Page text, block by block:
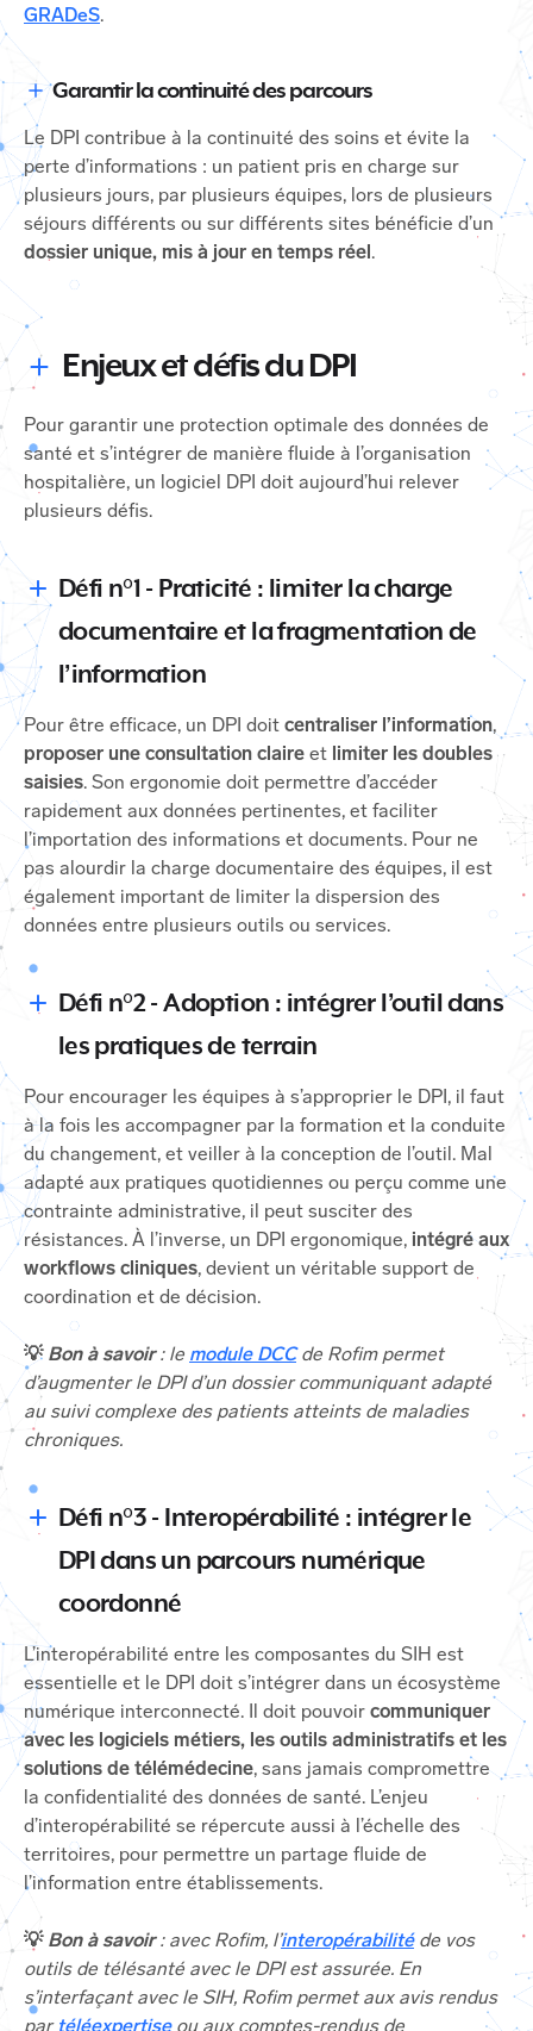
GRADeS.
Garantir la continuité des parcours
Le DPI contribue à la continuité des soins et évite la
perte d’informations : un patient pris en charge sur
plusieurs jours, par plusieurs équipes, lors de plusieurs
séjours différents ou sur différents sites bénéficie d’un
dossier unique, mis à jour en temps réel .
Enjeux et défis du DPI
Pour garantir une protection optimale des données de
santé et s’intégrer de manière fluide à l’organisation
hospitalière, un logiciel DPI doit aujourd’hui relever
plusieurs défis.
Défi n°1 - Praticité : limiter la charge
documentaire et la fragmentation de
l’information
Pour être efficace, un DPI doit centraliser l’information,
proposer une consultation claire et limiter les doubles
saisies. Son ergonomie doit permettre d’accéder
rapidement aux données pertinentes, et faciliter
l’importation des informations et documents. Pour ne
pas alourdir la charge documentaire des équipes, il est
également important de limiter la dispersion des
données entre plusieurs outils ou services.
Défi n°2 - Adoption : intégrer l’outil dans
les pratiques de terrain
Pour encourager les équipes à s’approprier le DPI, il faut
à la fois les accompagner par la formation et la conduite
du changement, et veiller à la conception de l’outil. Mal
adapté aux pratiques quotidiennes ou perçu comme une
contrainte administrative, il peut susciter des
résistances. À l’inverse, un DPI ergonomique, intégré aux
workflows cliniques, devient un véritable support de
coordination et de décision.
💡Bon à savoir: le module DCCde Rofim permet
d’augmenter le DPI d’un dossier communiquant adapté
au suivi complexe des patients atteints de maladies
chroniques.
Défi n°3 - Interopérabilité : intégrer le
DPI dans un parcours numérique
coordonné
L’interopérabilité entre les composantes du SIH est
essentielle et le DPI doit s’intégrer dans un écosystème
numérique interconnecté. Il doit pouvoir communiquer
avec les logiciels métiers, les outils administratifs et les
solutions de télémédecine, sans jamais compromettre
la confidentialité des données de santé. L’enjeu
d’interopérabilité se répercute aussi à l’échelle des
territoires, pour permettre un partage fluide de
l’information entre établissements.
💡 Bon à savoir: avec Rofim, l’interopérabilitéde vos
outils de télésanté avec le DPI est assurée. En
s’interfaçant avec le SIH, Rofim permet aux avis rendus
par téléexpertiseou aux comptes-rendus de